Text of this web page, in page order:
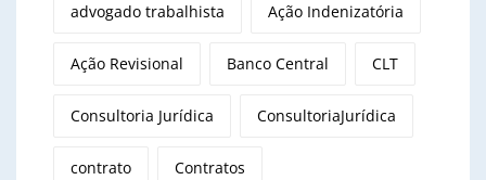
advogado trabalhista Ação Indenizatória
Ação Revisional Banco Central CLT
Consultoria Jurídica ConsultoriaJurídica
contrato Contratos